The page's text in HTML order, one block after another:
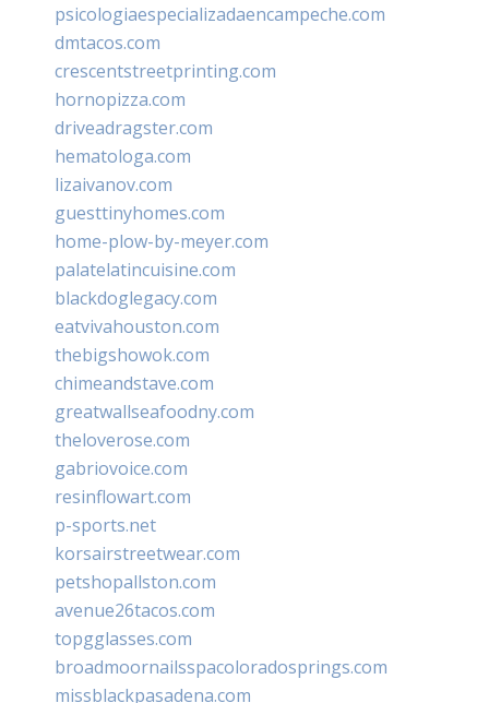
psicologiaespecializadaencampeche.com
dmtacos.com
crescentstreetprinting.com
hornopizza.com
driveadragster.com
hematologa.com
lizaivanov.com
guesttinyhomes.com
home-plow-by-meyer.com
palatelatincuisine.com
blackdoglegacy.com
eatvivahouston.com
thebigshowok.com
chimeandstave.com
greatwallseafoodny.com
theloverose.com
gabriovoice.com
resinflowart.com
p-sports.net
korsairstreetwear.com
petshopallston.com
avenue26tacos.com
topgglasses.com
broadmoornailsspacoloradosprings.com
missblackpasadena.com